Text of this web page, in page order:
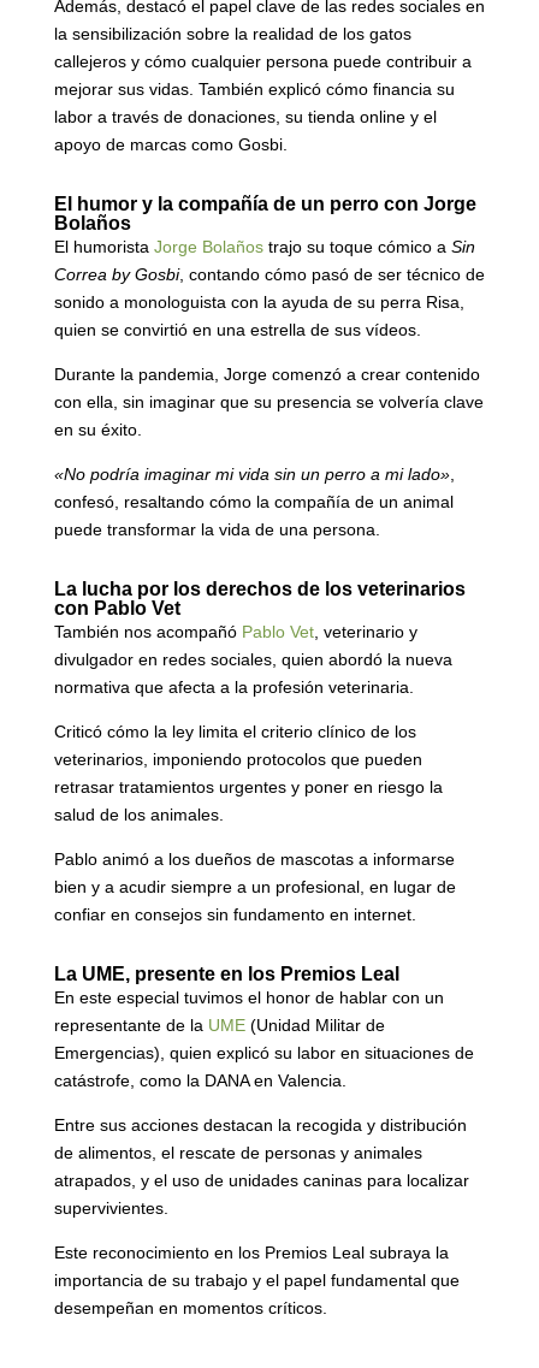
Además, destacó el papel clave de las redes sociales en
la sensibilización sobre la realidad de los gatos
callejeros y cómo cualquier persona puede contribuir a
mejorar sus vidas. También explicó cómo financia su
labor a través de donaciones, su tienda online y el
apoyo de marcas como Gosbi.
El humor y la compañía de un perro con Jorge
Bolaños
El humoristaJorge Bolañostrajo su toque cómico a Sin
Correa by Gosbi, contando cómo pasó de ser técnico de
sonido a monologuista con la ayuda de su perra Risa,
quien se convirtió en una estrella de sus vídeos.
Durante la pandemia, Jorge comenzó a crear contenido
con ella, sin imaginar que su presencia se volvería clave
en su éxito.
«No podría imaginar mi vida sin un perro a mi lado»,
confesó, resaltando cómo la compañía de un animal
puede transformar la vida de una persona.
La lucha por los derechos de los veterinarios
con Pablo Vet
También nos acompañó Pablo Vet, veterinario y
divulgador en redes sociales, quien abordó la nueva
normativa que afecta a la profesión veterinaria.
Criticó cómo la ley limita el criterio clínico de los
veterinarios, imponiendo protocolos que pueden
retrasar tratamientos urgentes y poner en riesgo la
salud de los animales.
Pablo animó a los dueños de mascotas a informarse
bien y a acudir siempre a un profesional, en lugar de
confiar en consejos sin fundamento en internet.
La UME, presente en los Premios Leal
En este especial tuvimos el honor de hablar con un
representante de la UME(Unidad Militar de
Emergencias), quien explicó su labor en situaciones de
catástrofe, como la DANA en Valencia.
Entre sus acciones destacan la recogida y distribución
de alimentos, el rescate de personas y animales
atrapados, y el uso de unidades caninas para localizar
supervivientes.
Este reconocimiento en los Premios Leal subraya la
importancia de su trabajo y el papel fundamental que
desempeñan en momentos críticos.